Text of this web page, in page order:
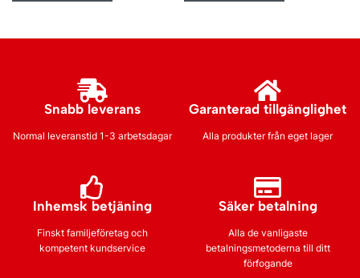
Snabb leverans
Normal leveranstid 1-3 arbetsdagar
Garanterad tillgänglighet
Alla produkter från eget lager
Inhemsk betjäning
Finskt familjeföretag och
kompetent kundservice
Säker betalning
Alla de vanligaste
betalningsmetoderna till ditt
förfogande